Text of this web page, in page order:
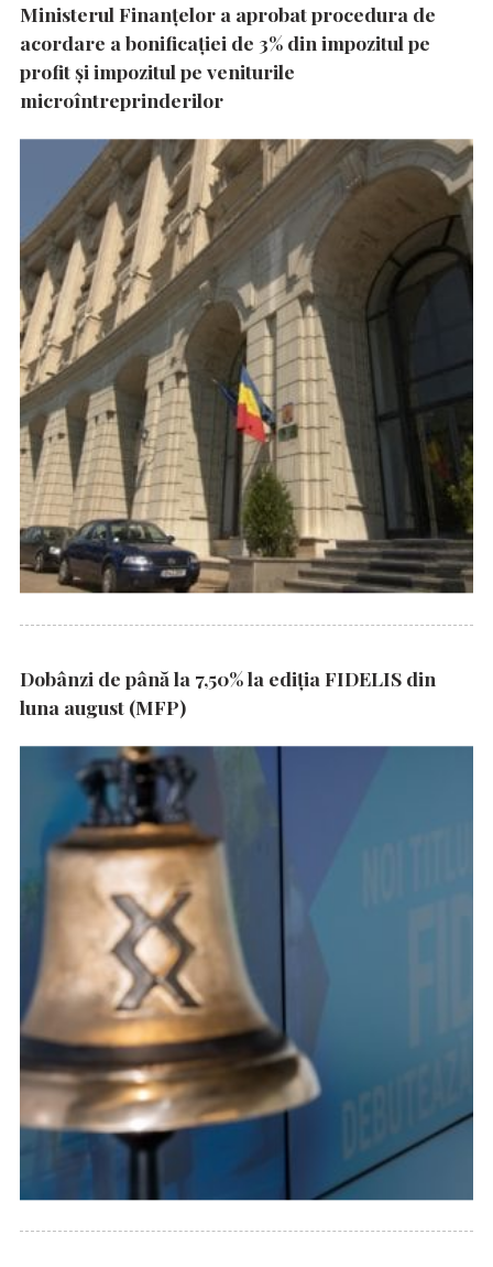
Ministerul Finanțelor a aprobat procedura de
acordare a bonificației de 3% din impozitul pe
profit și impozitul pe veniturile
microîntreprinderilor
Dobânzi de până la 7,50% la ediția FIDELIS din
luna august (MFP)